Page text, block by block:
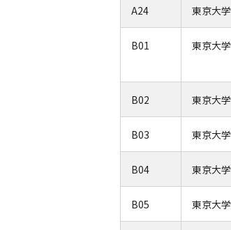
A24 東京大学
B01 東京大学
B02 東京大学
B03 東京大学
B04 東京大学
B05 東京大学